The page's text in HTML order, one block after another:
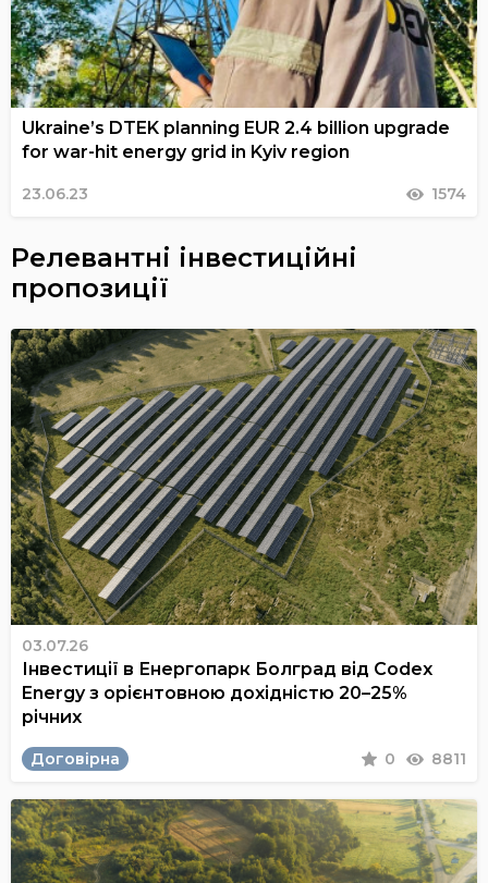
Ukraine’s DTEK planning EUR 2.4 billion upgrade
for war-hit energy grid in Kyiv region
23.06.23 1574
Релевантні інвестиційні
пропозиції
03.07.26
Інвестиції в Енергопарк Болград від Codex
Energy з орієнтовною дохідністю 20–25%
річних
Договірна 0 8811